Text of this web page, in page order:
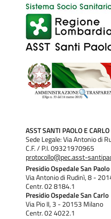
ASST SANTI PAOLO E CARLO
Sede Legale: Via Antonio di
C.F. / P.I. 09321970965
protocollo@pec.asst-
Presidio Ospedale San Paolo
Via Antonio di Rudinì, 8 -
Centr. 02 8184.1
Presidio Ospedale San Carlo
Via Pio II, 3 - 20153 Milano
Centr. 02 4022.1